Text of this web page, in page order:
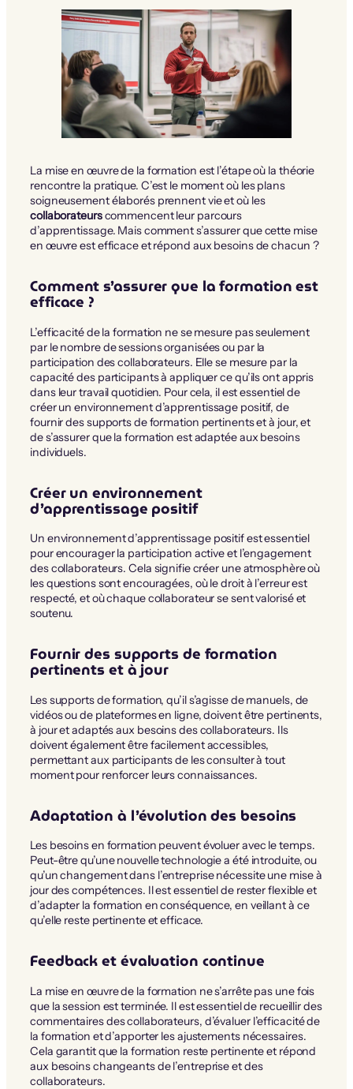
La mise en œuvre de la formation est l’étape où la théorie
rencontre la pratique. C’est le moment où les plans
soigneusement élaborés prennent vie et où les
collaborateurscommencent leur parcours
d’apprentissage. Mais comment s’assurer que cette mise
en œuvre est efficace et répond aux besoins de chacun ?
Comment s’assurer que la formation est
efficace ?
L’efficacité de la formation ne se mesure pas seulement
par le nombre de sessions organisées ou par la
participation des collaborateurs. Elle se mesure par la
capacité des participants à appliquer ce qu’ils ont appris
dans leur travail quotidien. Pour cela, il est essentiel de
créer un environnement d’apprentissage positif, de
fournir des supports de formation pertinents et à jour, et
de s’assurer que la formation est adaptée aux besoins
individuels.
Créer un environnement
d’apprentissage positif
Un environnement d’apprentissage positif est essentiel
pour encourager la participation active et l’engagement
des collaborateurs. Cela signifie créer une atmosphère où
les questions sont encouragées, où le droit à l’erreur est
respecté, et où chaque collaborateur se sent valorisé et
soutenu.
Fournir des supports de formation
pertinents et à jour
Les supports de formation, qu’il s’agisse de manuels, de
vidéos ou de plateformes en ligne, doivent être pertinents,
à jour et adaptés aux besoins des collaborateurs. Ils
doivent également être facilement accessibles,
permettant aux participants de les consulter à tout
moment pour renforcer leurs connaissances.
Adaptation à l’évolution des besoins
Les besoins en formation peuvent évoluer avec le temps.
Peut-être qu’une nouvelle technologie a été introduite, ou
qu’un changement dans l’entreprise nécessite une mise à
jour des compétences. Il est essentiel de rester flexible et
d’adapter la formation en conséquence, en veillant à ce
qu’elle reste pertinente et efficace.
Feedback et évaluation continue
La mise en œuvre de la formation ne s’arrête pas une fois
que la session est terminée. Il est essentiel de recueillir des
commentaires des collaborateurs, d’évaluer l’efficacité de
la formation et d’apporter les ajustements nécessaires.
Cela garantit que la formation reste pertinente et répond
aux besoins changeants de l’entreprise et des
collaborateurs.